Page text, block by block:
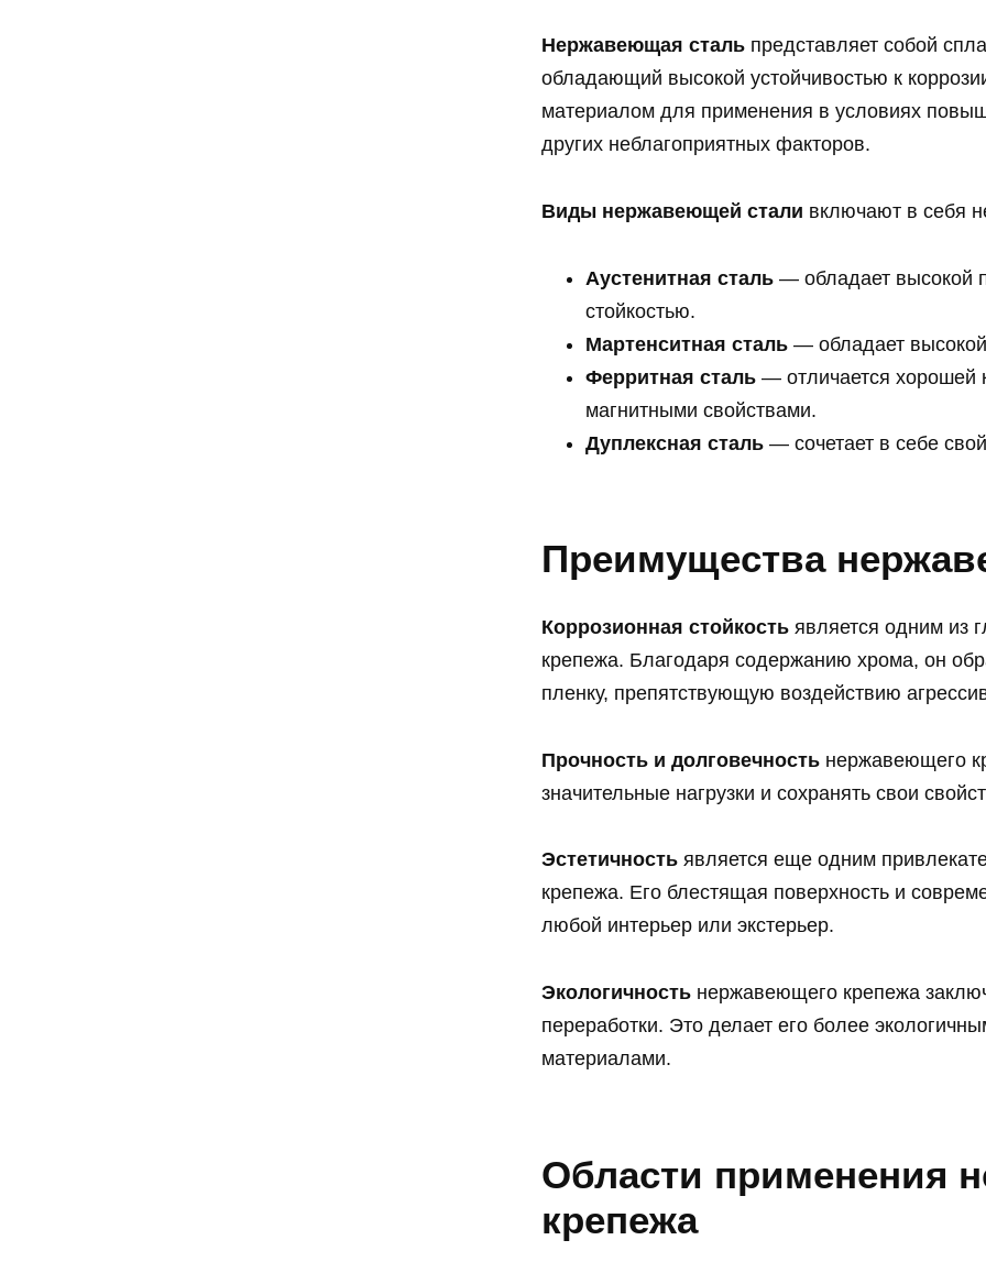
Нержавеющая сталь представляет собой
обладающий высокой устойчивостью к
материалом для применения в условиях
других неблагоприятных факторов.
Виды нержавеющей стали включают в себя
Аустенитная сталь — обладает высокой
стойкостью.
Мартенситная сталь — обладает
Ферритная сталь — отличается хорошей
магнитными свойствами.
Дуплексная сталь — сочетает в себе
Преимущества
Коррозионная стойкость является одним из
крепежа. Благодаря содержанию хрома, он
пленку, препятствующую воздействию
Прочность и долговечность нержавеющего
значительные нагрузки и сохранять свои
Эстетичность является еще одним
крепежа. Его блестящая поверхность и
любой интерьер или экстерьер.
Экологичность нержавеющего крепежа
переработки. Это делает его более
материалами.
Области применения
крепежа